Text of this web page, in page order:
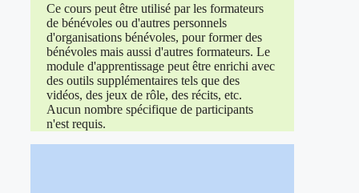
Ce cours peut être utilisé par les formateurs
de bénévoles ou d'autres personnels
d'organisations bénévoles, pour former des
bénévoles mais aussi d'autres formateurs. Le
module d'apprentissage peut être enrichi avec
des outils supplémentaires tels que des
vidéos, des jeux de rôle, des récits, etc.
Aucun nombre spécifique de participants
n'est requis.